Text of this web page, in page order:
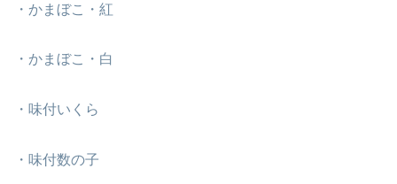
・かまぼこ・紅
・かまぼこ・白
・味付いくら
・味付数の子